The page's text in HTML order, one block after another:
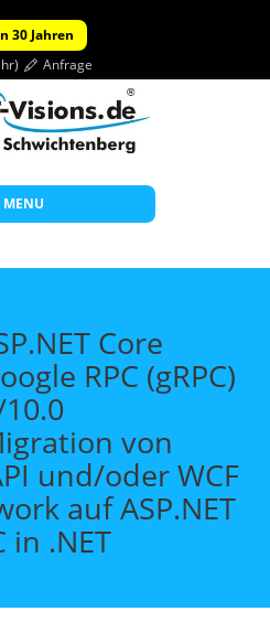
30 Jahren
Anfrage
MENU
Core
RPC (gRPC)
von
und/oder WCF
auf ASP.NET
in .NET